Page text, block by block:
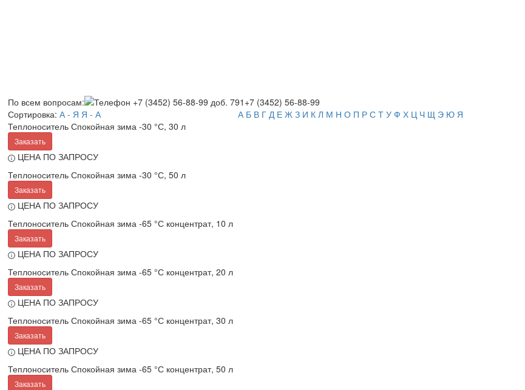
По всем вопросам: +7 (3452) 56-88-99
Сортировка: А - Я Я - А А Б В Г Д Е Ж З И К Л М Н О П Р С Т У Ф Х Ц Ч Щ Э Ю Я
Теплоноситель Спокойная зима -30 °С, 30 л
Заказать
ЦЕНА ПО ЗАПРОСУ
Теплоноситель Спокойная зима -30 °С, 50 л
Заказать
ЦЕНА ПО ЗАПРОСУ
Теплоноситель Спокойная зима -65 °С концентрат, 10 л
Заказать
ЦЕНА ПО ЗАПРОСУ
Теплоноситель Спокойная зима -65 °С концентрат, 20 л
Заказать
ЦЕНА ПО ЗАПРОСУ
Теплоноситель Спокойная зима -65 °С концентрат, 30 л
Заказать
ЦЕНА ПО ЗАПРОСУ
Теплоноситель Спокойная зима -65 °С концентрат, 50 л
Заказать